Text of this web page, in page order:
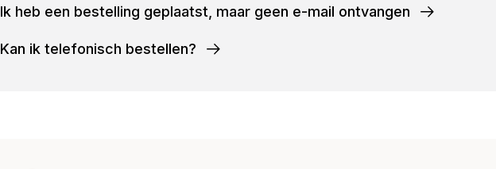
Ik heb een bestelling geplaatst, maar geen e-mail ontvangen
Kan ik telefonisch bestellen?